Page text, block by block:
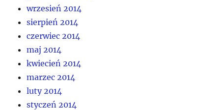
wrzesień 2014
sierpień 2014
czerwiec 2014
maj 2014
kwiecień 2014
marzec 2014
luty 2014
styczeń 2014